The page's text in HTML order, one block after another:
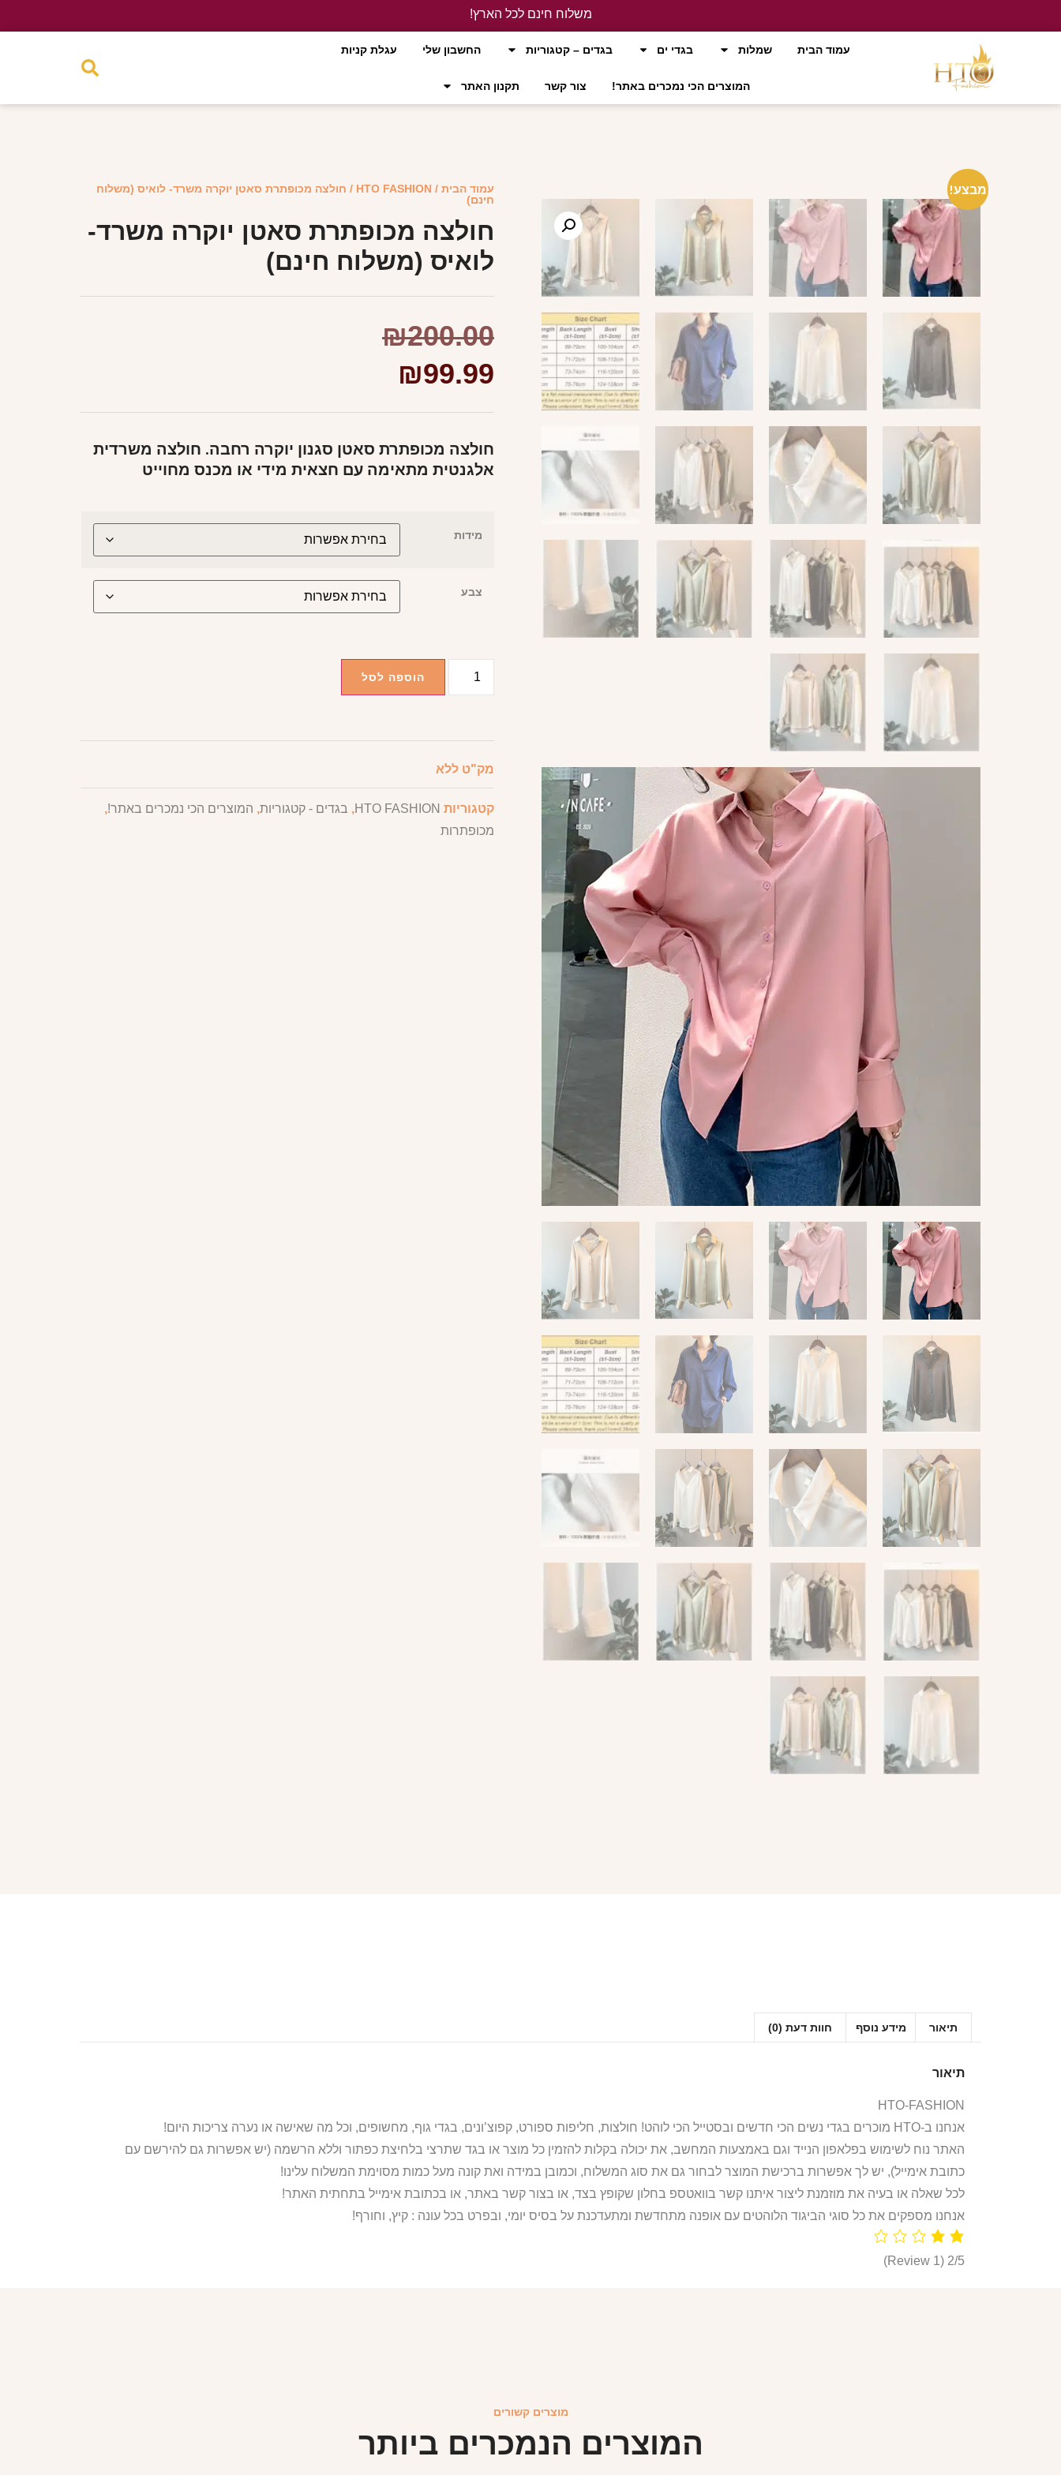
משלוח חינם לכל הארץ!
עמוד הבית
שמלות בגדי ים בגדים – קטגוריות החשבון שלי עגלת קניות
המוצרים הכי נמכרים באתר! צור קשר תקנון האתר
מבצע! עמוד הבית /
HTO FASHION / חולצה מכופתרת סאטן יוקרה משרד- לואיס (משלוח
חינם)
חולצה מכופתרת סאטן יוקרה משרד-
לואיס (משלוח חינם)
₪200.00
₪99.99
חולצה מכופתרת סאטן סגנון יוקרה רחבה. חולצה משרדית
אלגנטית מתאימה עם חצאית מידי או מכנס מחוייט
מידות
צבע
הוספה לסל
מק"ט ללא
קטגוריות HTO FASHION
, בגדים - קטגוריות, המוצרים הכי נמכרים באתר!,
מכופתרות
תיאור מידע נוסף חוות דעת (0)
תיאור
HTO-FASHION
אנחנו ב-HTO מוכרים בגדי נשים הכי חדשים ובסטייל הכי לוהט! חולצות, חליפות ספורט, קפוצ’ונים, בגדי גוף, מחשופים, וכל מה שאישה או נערה צריכות היום!
האתר נוח לשימוש בפלאפון הנייד וגם באמצעות המחשב, את יכולה בקלות להזמין כל מוצר או בגד שתרצי בלחיצת כפתור וללא הרשמה (יש אפשרות גם להירשם עם
כתובת אימייל), יש לך אפשרות ברכישת המוצר לבחור גם את סוג המשלוח, וכמובן במידה ואת קונה מעל כמות מסוימת המשלוח עלינו!
לכל שאלה או בעיה את מוזמנת ליצור איתנו קשר בוואטספ בחלון שקופץ בצד, או בצור קשר באתר, או בכתובת אימייל בתחתית האתר!
אנחנו מספקים את כל סוגי הביגוד הלוהטים עם אופנה מתחדשת ומתעדכנת על בסיס יומי, ובפרט בכל עונה : קיץ, וחורף!
2/5
(1 Review)
מוצרים קשורים
המוצרים הנמכרים ביותר